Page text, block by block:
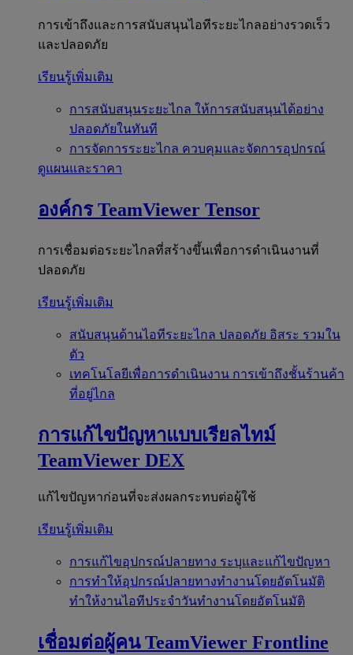
การเข้าถึงและการสนับสนุนไอทีระยะไกลอย่างรวดเร็ว
และปลอดภัย
เรียนรู้เพิ่มเติม
การสนับสนุนระยะไกล ให้การสนับสนุนได้อย่าง
ปลอดภัยในทันที
การจัดการระยะไกล ควบคุมและจัดการอุปกรณ์
ดูแผนและราคา
องค์กร TeamViewer Tensor
การเชื่อมต่อระยะไกลที่สร้างขึ้นเพื่อการดำเนินงานที่
ปลอดภัย
เรียนรู้เพิ่มเติม
สนับสนุนด้านไอทีระยะไกล ปลอดภัย อิสระ รวมใน
ตัว
เทคโนโลยีเพื่อการดำเนินงาน การเข้าถึงชั้นร้านค้า
ที่อยู่ไกล
การแก้ไขปัญหาแบบเรียลไทม์
TeamViewer DEX
แก้ไขปัญหาก่อนที่จะส่งผลกระทบต่อผู้ใช้
เรียนรู้เพิ่มเติม
การแก้ไขอุปกรณ์ปลายทาง ระบุและแก้ไขปัญหา
การทำให้อุปกรณ์ปลายทางทำงานโดยอัตโนมัติ
ทำให้งานไอทีประจำวันทำงานโดยอัตโนมัติ
เชื่อมต่อผู้คน TeamViewer Frontline